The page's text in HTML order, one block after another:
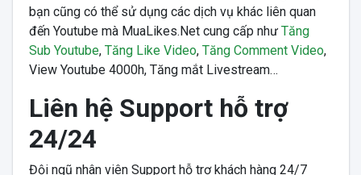
bạn cũng có thể sử dụng các dịch vụ khác liên quan
đến Youtube mà MuaLikes.Net cung cấp như Tăng
Sub Youtube, Tăng Like Video, Tăng Comment Video,
View Youtube 4000h, Tăng mắt Livestream…
Liên hệ Support hỗ trợ
24/24
Đội ngũ nhân viên Support hỗ trợ khách hàng 24/7